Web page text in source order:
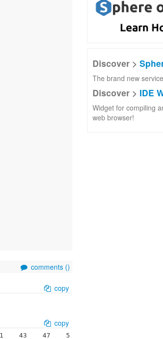
comments ()
copy
copy
Discover >
The brand new
Discover > IDE
Widget for compiling
web browser!